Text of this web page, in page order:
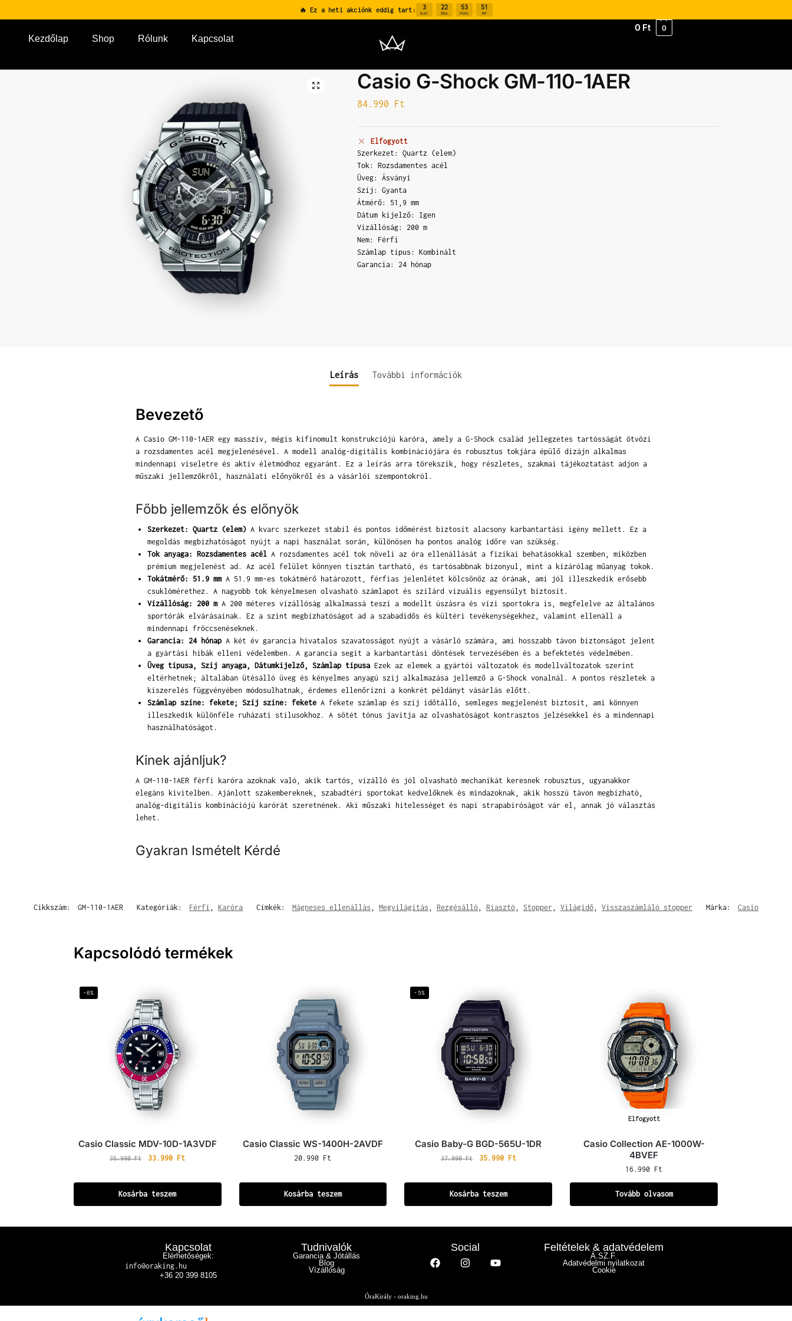
🔥 Ez a heti akciónk eddig tart: 3
NAP : 22
ÓRA : 53
PERC : 50
MP
Kezdőlap Shop Rólunk Kapcsolat
0 Ft 0
Casio G-Shock GM-110-1AER
84.990 Ft
Elfogyott
Szerkezet: Quartz (elem)
Tok: Rozsdamentes acél
Üveg: Ásványi
Szíj: Gyanta
Átmérő: 51,9 mm
Dátum kijelző: Igen
Vízállóság: 200 m
Nem: Férfi
Számlap típus: Kombinált
Garancia: 24 hónap
Leírás További információk
Bevezető
A Casio GM-110-1AER egy masszív, mégis kifinomult konstrukciójú karóra, amely a G-Shock család jellegzetes tartósságát ötvözi
a rozsdamentes acél megjelenésével. A modell analóg-digitális kombinációjára és robusztus tokjára épülő dizájn alkalmas
mindennapi viseletre és aktív életmódhoz egyaránt. Ez a leírás arra törekszik, hogy részletes, szakmai tájékoztatást adjon a
műszaki jellemzőkről, használati előnyökről és a vásárlói szempontokról.
Főbb jellemzők és előnyök
Szerkezet: Quartz (elem)A kvarc szerkezet stabil és pontos időmérést biztosít alacsony karbantartási igény mellett. Ez a
megoldás megbízhatóságot nyújt a napi használat során, különösen ha pontos analóg időre van szükség.
Tok anyaga: Rozsdamentes acélA rozsdamentes acél tok növeli az óra ellenállását a fizikai behatásokkal szemben, miközben
prémium megjelenést ad. Az acél felület könnyen tisztán tartható, és tartósabbnak bizonyul, mint a kizárólag műanyag tokok.
Tokátmérő: 51.9 mmA 51.9 mm-es tokátmérő határozott, férfias jelenlétet kölcsönöz az órának, ami jól illeszkedik erősebb
csuklómérethez. A nagyobb tok kényelmesen olvasható számlapot és szilárd vizuális egyensúlyt biztosít.
Vízállóság: 200 mA 200 méteres vízállóság alkalmassá teszi a modellt úszásra és vízi sportokra is, megfelelve az általános
sportórák elvárásainak. Ez a szint megbízhatóságot ad a szabadidős és kültéri tevékenységekhez, valamint ellenáll a
mindennapi fröccsenéseknek.
Garancia: 24 hónapA két év garancia hivatalos szavatosságot nyújt a vásárló számára, ami hosszabb távon biztonságot jelent
a gyártási hibák elleni védelemben. A garancia segít a karbantartási döntések tervezésében és a befektetés védelmében.
Üveg típusa, Szíj anyaga, Dátumkijelző, Számlap típusaEzek az elemek a gyártói változatok és modellváltozatok szerint
eltérhetnek; általában ütésálló üveg és kényelmes anyagú szíj alkalmazása jellemző a G-Shock vonalnál. A pontos részletek a
kiszerelés függvényében módosulhatnak, érdemes ellenőrizni a konkrét példányt vásárlás előtt.
Számlap színe: fekete; Szíj színe: feketeA fekete számlap és szíj időtálló, semleges megjelenést biztosít, ami könnyen
illeszkedik különféle ruházati stílusokhoz. A sötét tónus javítja az olvashatóságot kontrasztos jelzésekkel és a mindennapi
használhatóságot.
Kinek ajánljuk?
A GM-110-1AER férfi karóra azoknak való, akik tartós, vízálló és jól olvasható mechanikát keresnek robusztus, ugyanakkor
elegáns kivitelben. Ajánlott szakembereknek, szabadtéri sportokat kedvelőknek és mindazoknak, akik hosszú távon megbízható,
analóg-digitális kombinációjú karórát szeretnének. Aki műszaki hitelességet és napi strapabíróságot vár el, annak jó választás
lehet.
Gyakran Ismételt Kérdé
Cikkszám: GM-110-1AER Kategóriák: Férfi Karóra Címkék: Mágneses ellenállás Megvilágítás Rezgésálló Riasztó Stopper Világidő Visszaszámláló stopper Márka: Casio
Kapcsolódó termékek
-6%
Casio Classic MDV-10D-1A3VDF
35.990Ft 33.990 Ft
Kosárba teszem
Casio Classic WS-1400H-2AVDF
20.990 Ft
Kosárba teszem
-5%
Casio Baby-G BGD-565U-1DR
37.990Ft 35.990 Ft
Kosárba teszem
Elfogyott
Casio Collection AE-1000W-
4BVEF
16.990 Ft
Tovább olvasom
Kapcsolat
Elérhetőségek:
info@oraking.hu
+36 20 399 8105
Tudnivalók
Garancia & Jótállás
Blog
Vízállóság
Social Feltételek & adatvédelem
Á.SZ.F.
Adatvédelmi nyilatkozat
Cookie
ÓraKirály - oraking.hu